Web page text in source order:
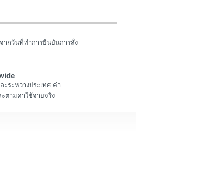
ากวันที่ทำการยืนยันการสั่ง
ะระหว่างประเทศ ค่า
ตามค่าใช้จ่ายจริง